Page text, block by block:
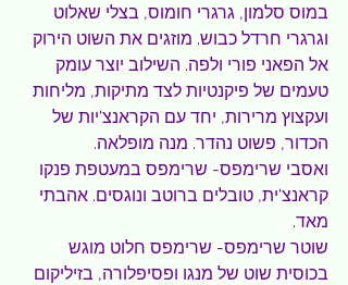
במוס סלמון, גרגרי חומוס, בצלי שאלוט
וגרגרי חרדל כבוש. מוזגים את השוט הירוק
אל הפאני פורי ולפה. השילוב יוצר עומק
טעמים של פיקנטיות לצד מתיקות, מליחות
ועקצוץ מרירות, יחד עם הקראנצ'יות של
הכדור, פשוט נהדר. מנה מופלאה.
ואסבי שרימפס- שרימפס במעטפת פנקו
קראנצ'ית, טובלים ברוטב ונוגסים. אהבתי
מאד.
שוטר שרימפס- שרימפס חלוט מוגש
בכוסית שוט של מנגו ופסיפלורה, בזיליקום